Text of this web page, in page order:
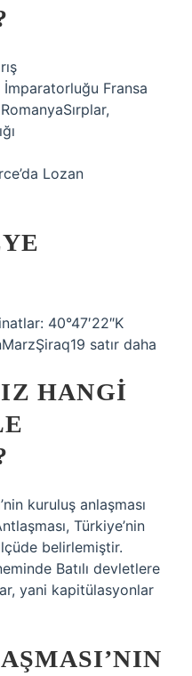
Fransa
Lozan
40°47′22″K
satır daha
HANGI
kuruluş anlaşması
Türkiye’nin
belirlemiştir.
Batılı devletlere
yani kapitülasyonlar